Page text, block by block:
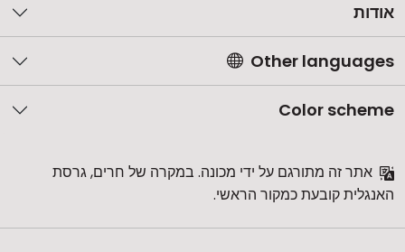
אודות
Other languages
Color scheme
אתר זה מתורגם על ידי מכונה. במקרה של חרים, גרסת
האנגלית קובעת כמקור הראשי.